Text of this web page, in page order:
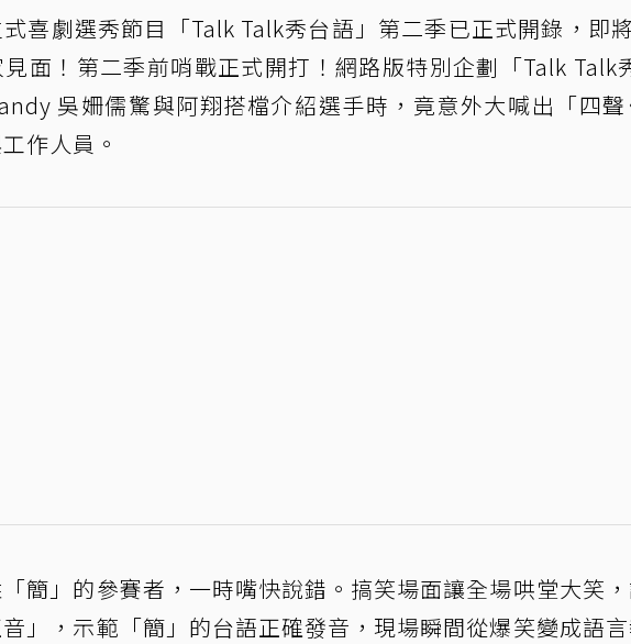
喜劇選秀節目「Talk Talk秀台語」第二季已正式開錄，即
見面！第二季前哨戰正式開打！網路版特別企劃「Talk Talk
吳姍儒驚與阿翔搭檔介紹選手時，竟意外大喊出「四
作人員。
簡」的參賽者，一時嘴快說錯。搞笑場面讓全場哄堂大笑
」，示範「簡」的台語正確發音，現場瞬間從爆笑變成語